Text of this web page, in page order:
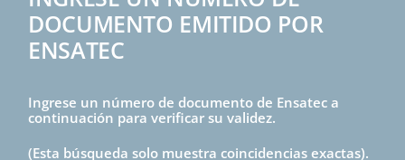
DOCUMENTO EMITIDO POR
ENSATEC
Ingrese un número de documento de Ensatec a
continuación para verificar su validez.
(Esta búsqueda solo muestra coincidencias exactas).